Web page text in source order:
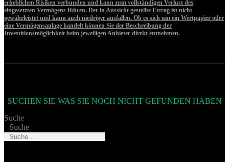
erheblichen Risiken verbunden und kann zum vollständigen Verlust des
eingesetzten Vermögens führen. Der in Aussicht gestellte Ertrag ist nicht
gewährleistet und kann auch niedriger ausfallen. Ob es sich um ein Wertpapier oder
eine Vermögensanlage handelt können Sie der Beschreibung der
Investitionsmöglichkeit beim jeweiligen Anbieter direkt entnehmen.
SUCHEN SIE WAS SIE NOCH NICHT GEFUNDEN HABEN
Suche
Suche